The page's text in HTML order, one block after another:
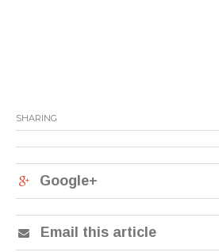
SHARING
Google+
Email this article